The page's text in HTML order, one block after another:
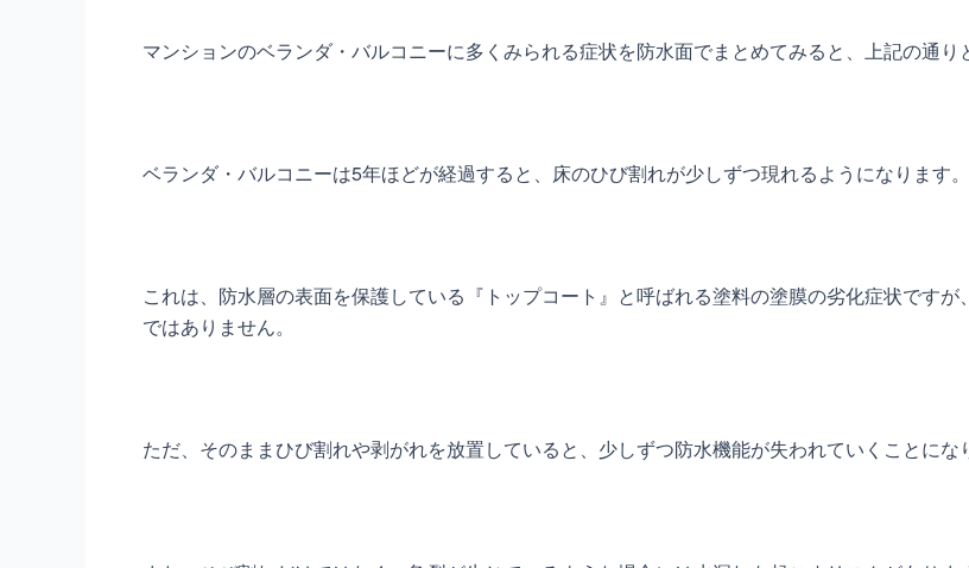
マンションのベランダ・バルコニーに多くみられる症状を防水面でまとめてみると、上記の通り
ベランダ・バルコニーは5年ほどが経過すると、床のひび割れが少しずつ現れるようになります。
これは、防水層の表面を保護している『トップコート』と呼ばれる塗料の塗膜の劣化症状です
ではありません。
ただ、そのままひび割れや剥がれを放置していると、少しずつ防水機能が失われていくことにな